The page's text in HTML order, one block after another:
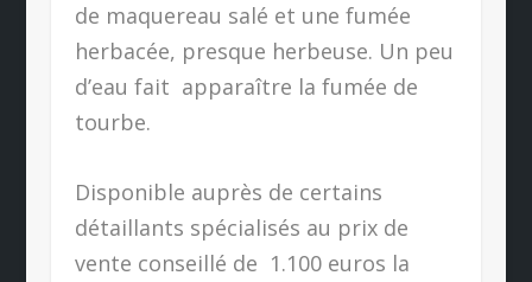
de maquereau salé et une fumée
herbacée, presque herbeuse. Un peu
d’eau fait apparaître la fumée de
tourbe.
Disponible auprès de certains
détaillants spécialisés au prix de
vente conseillé de 1.100 euros la